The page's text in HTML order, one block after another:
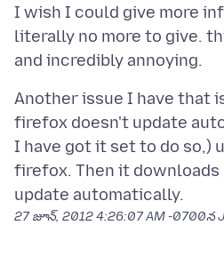
I wish I could give more
literally no more to give.
Another issue I have that
firefox doesn't update
I have got it set to do so,)
firefox. Then it
27 జూన్, 2012 4:26:07 AM -0700న